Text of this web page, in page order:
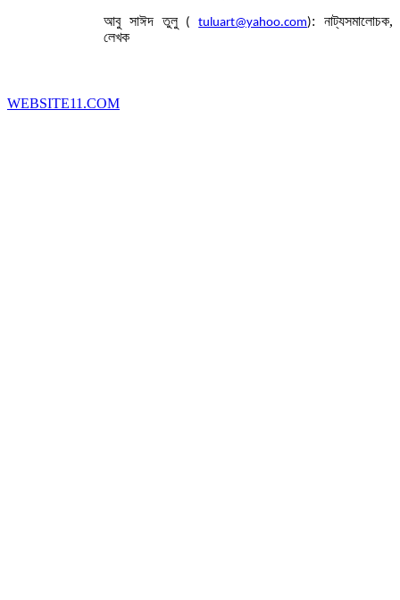
আবু সাঈদ তুলু ( tuluart@yahoo.com): নাট্যসমালোচক,
লেখক
WEBSITE11.COM